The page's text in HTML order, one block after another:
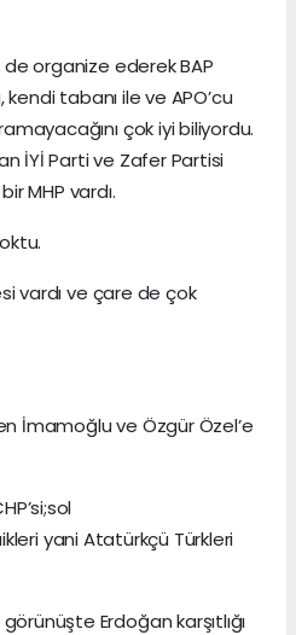
organize ederek BAP
tabanı ile ve APO’cu
çok iyi biliyordu.
İYİ Parti ve Zafer Partisi
MHP vardı.
vardı ve çare de çok
İmamoğlu ve Özgür Özel’e
yani Atatürkçü Türkleri
Erdoğan karşıtlığı